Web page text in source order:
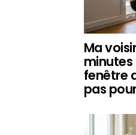
Ma
fenêtre
pas